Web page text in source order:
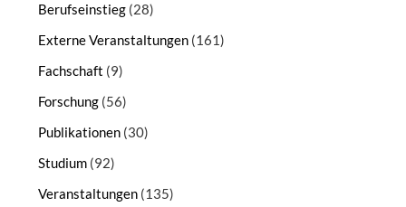
Berufseinstieg (28)
Externe Veranstaltungen (161)
Fachschaft (9)
Forschung (56)
Publikationen (30)
Studium (92)
Veranstaltungen (135)